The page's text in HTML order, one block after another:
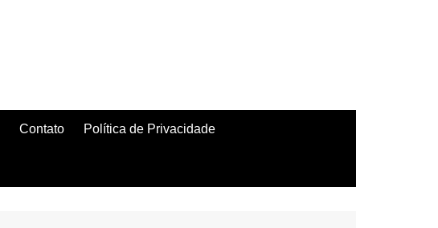
Contato Política de Privacidade